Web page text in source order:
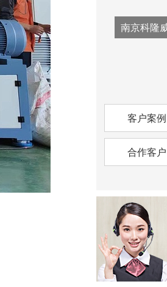
客户案例
合作客户